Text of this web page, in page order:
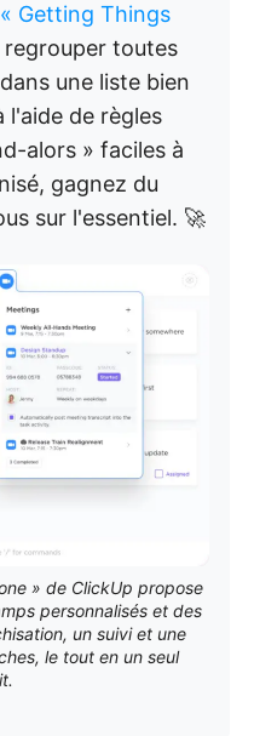
Getting Things
regrouper toutes
une liste bien
l'aide de règles
alors » faciles à
gagnez du
sur l'essentiel. 🚀
» de ClickUp propose
personnalisés et des
un suivi et une
le tout en un seul